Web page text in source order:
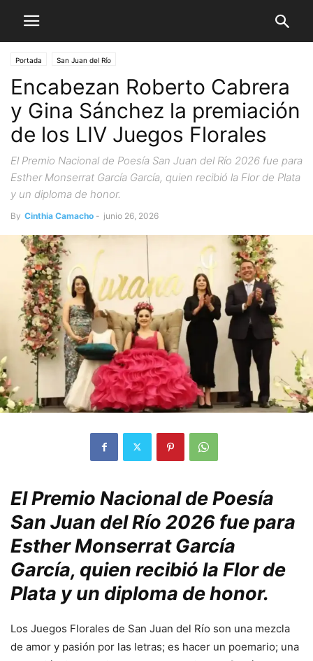
Portada San Juan del Río
Encabezan Roberto Cabrera
y Gina Sánchez la premiación
de los LIV Juegos Florales
El Premio Nacional de Poesía San Juan del Río 2026 fue para
Esther Monserrat García García, quien recibió la Flor de Plata
y un diploma de honor.
By Cinthia Camacho - junio 26, 2026
El Premio Nacional de Poesía
San Juan del Río 2026 fue para
Esther Monserrat García
García, quien recibió la Flor de
Plata y un diploma de honor.
Los Juegos Florales de San Juan del Río son una mezcla
de amor y pasión por las letras; es hacer un poemario; una